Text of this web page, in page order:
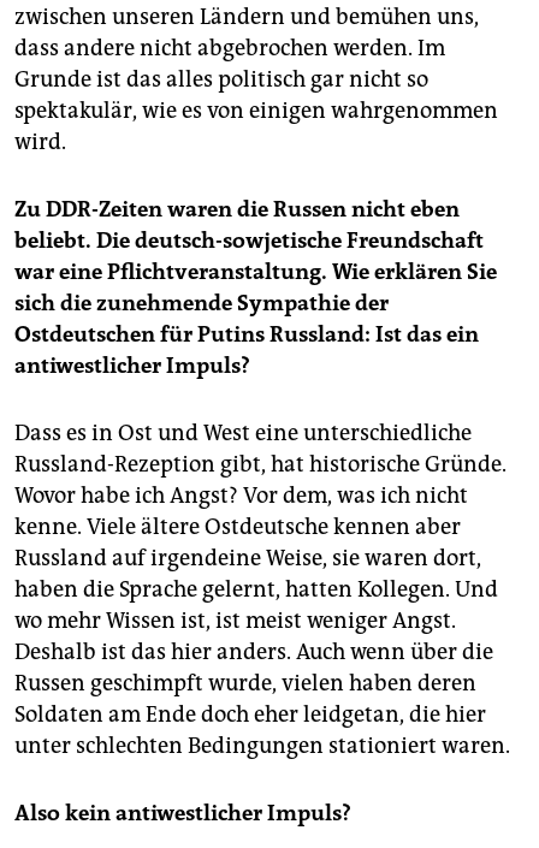
zwischen unseren Ländern und bemühen uns,
dass andere nicht abgebrochen werden. Im
Grunde ist das alles politisch gar nicht so
spektakulär, wie es von einigen wahrgenommen
wird.
Zu DDR-Zeiten waren die Russen nicht eben
beliebt. Die deutsch-sowjetische Freundschaft
war eine Pflichtveranstaltung. Wie erklären Sie
sich die zunehmende Sympathie der
Ostdeutschen für Putins Russland: Ist das ein
antiwestlicher Impuls?
Dass es in Ost und West eine unterschiedliche
Russland-Rezeption gibt, hat historische Gründe.
Wovor habe ich Angst? Vor dem, was ich nicht
kenne. Viele ältere Ostdeutsche kennen aber
Russland auf irgendeine Weise, sie waren dort,
haben die Sprache gelernt, hatten Kollegen. Und
wo mehr Wissen ist, ist meist weniger Angst.
Deshalb ist das hier anders. Auch wenn über die
Russen geschimpft wurde, vielen haben deren
Soldaten am Ende doch eher leidgetan, die hier
unter schlechten Bedingungen stationiert waren.
Also kein antiwestlicher Impuls?